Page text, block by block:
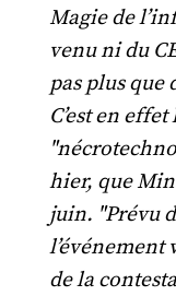
Magie de
venu ni du
pas plus que
C’est en
hier, que
juin. "Prévu
l’événement
de la